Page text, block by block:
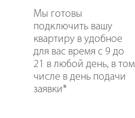
Мы готовы
подключить вашу
квартиру в удобное
для вас время с 9 до
21 в любой день, в том
числе в день подачи
заявки*